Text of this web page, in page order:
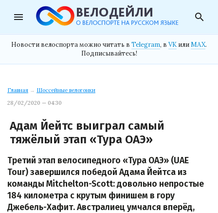
menu search
Новости велоспорта можно читать в Telegram, в VK илиMAX.
Подписывайтесь!
Главная → Шоссейные велогонки
28/02/2020 — 04:30
Адам Йейтс выиграл самый
тяжёлый этап «Тура ОАЭ»
Третий этап велосипедного «Тура ОАЭ» (UAE
Tour) завершился победой Адама Йейтса из
команды Mitchelton-Scott: довольно непростые
184 километра с крутым финишем в гору
Джебель-Хафит. Австралиец умчался вперёд,